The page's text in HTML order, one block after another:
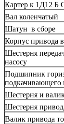
Картер к 1Д12 Б
Вал коленчатый
Шатун в сборе
Корпус привода
Шестерня
насосу
Подшипник
подкачивающего
Шестерня и
Шестерня
Валик привода